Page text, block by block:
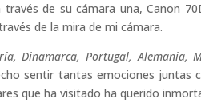
de su cámara una, Canon
de la mira de mi cámara.
Dinamarca, Portugal, Alemania,
sentir tantas emociones juntas
que ha visitado ha querido